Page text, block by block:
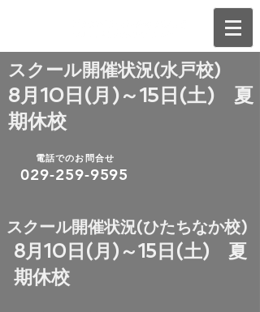
​スクール開催状況(水戸校)
8月10日(月)～15日(土) 夏
期休校
電話でのお問合せ
029-259-9595
​スクール開催状況(ひたちなか校)
8月10日(月)～15日(土) 夏
期休校